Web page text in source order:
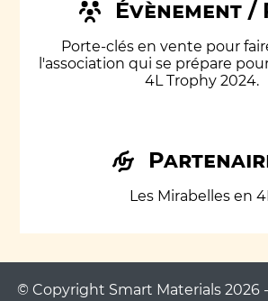
Les Mirabelles en 4L
Évènement /
Porte-clés en vente pour
l'association qui se prépare
4L Trophy 2024.
© Copyright Smart Materials 2026 -